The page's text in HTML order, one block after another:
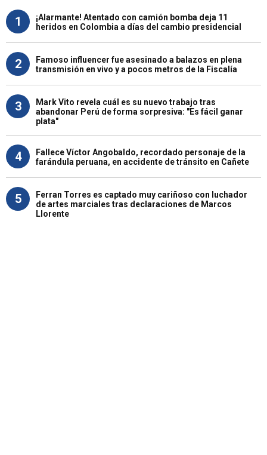
1
¡Alarmante! Atentado con camión bomba deja 11
heridos en Colombia a días del cambio presidencial
2
Famoso influencer fue asesinado a balazos en plena
transmisión en vivo y a pocos metros de la Fiscalía
3
Mark Vito revela cuál es su nuevo trabajo tras
abandonar Perú de forma sorpresiva: "Es fácil ganar
plata"
4
Fallece Víctor Angobaldo, recordado personaje de la
farándula peruana, en accidente de tránsito en Cañete
5
Ferran Torres es captado muy cariñoso con luchador
de artes marciales tras declaraciones de Marcos
Llorente